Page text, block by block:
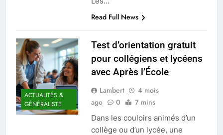
Read Full News
ACTUALITÉS &
GÉNÉRALISTE
Test d’orientation gratuit
pour collégiens et lycéens
avec Après l’École
Lambert
4 mois
ago
0 7 mins
Dans les couloirs animés d’un
collège ou d’un lycée, une